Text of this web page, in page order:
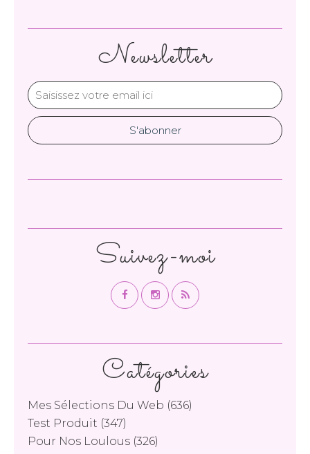
Newsletter
Catégories
Mes Sélections Du Web (636)
Test Produit (347)
Pour Nos Loulous (326)
Suivez-moi